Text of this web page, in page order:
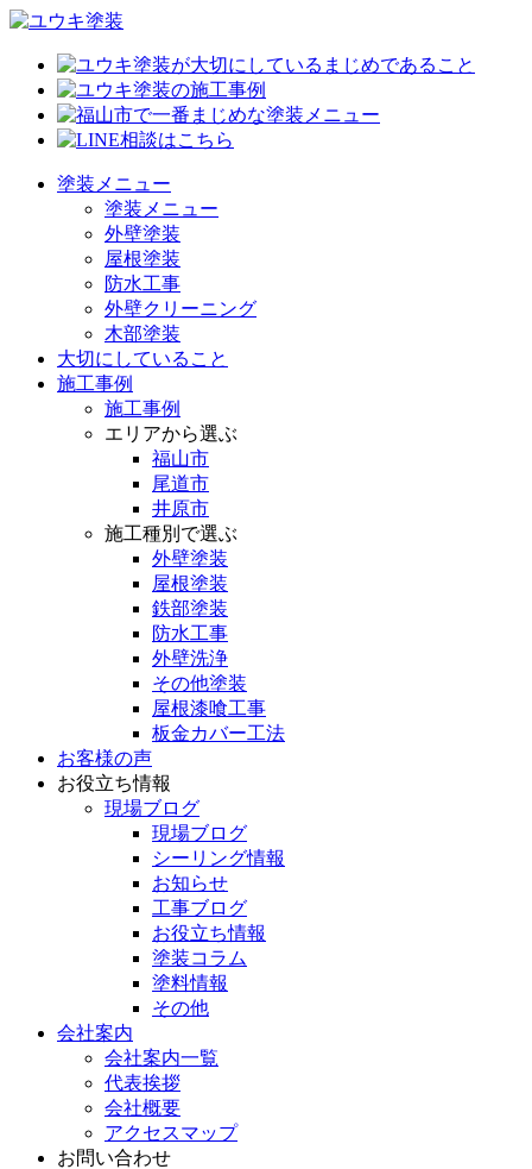
塗装メニュー
塗装メニュー
外壁塗装
屋根塗装
防水工事
外壁クリーニング
木部塗装
大切にしていること
施工事例
施工事例
エリアから選ぶ
福山市
尾道市
井原市
施工種別で選ぶ
外壁塗装
屋根塗装
鉄部塗装
防水工事
外壁洗浄
その他塗装
屋根漆喰工事
板金カバー工法
お客様の声
お役立ち情報
現場ブログ
現場ブログ
シーリング情報
お知らせ
工事ブログ
お役立ち情報
塗装コラム
塗料情報
その他
会社案内
会社案内一覧
代表挨拶
会社概要
アクセスマップ
お問い合わせ